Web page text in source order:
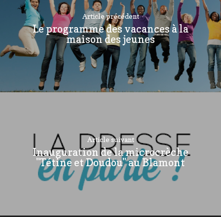
Article précédent
Le programme des vacances à la
maison des jeunes
Article suivant
Inauguration de la microcrèche
"Tétine et Doudou" au Blamont